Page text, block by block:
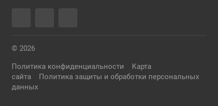
© 2026
Политика конфиденциальности
Карта
сайта
Политика защиты и обработки персональных
данных